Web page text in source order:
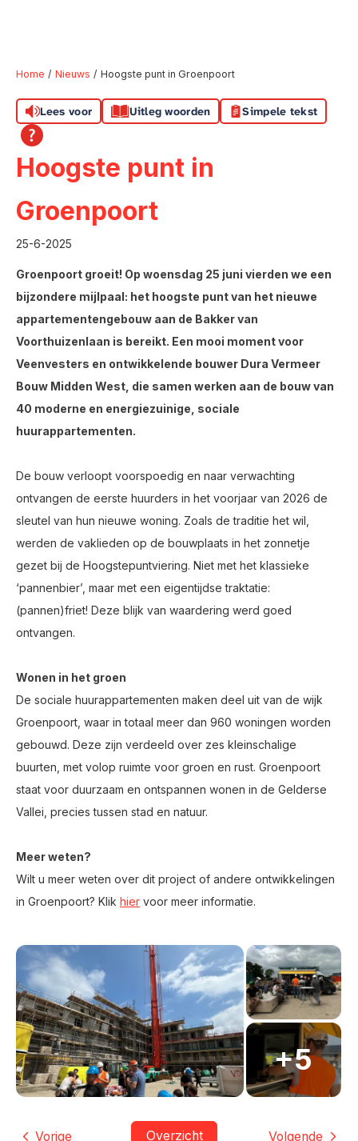
Naar hoofdinhoud
Naar hoofdnavigatiemenu
Naar zoeken
Home Nieuws Hoogste punt in Groenpoort
Lees voor Uitleg woorden Simpele tekst
Hoogste punt in
Groenpoort
25-6-2025
Groenpoort groeit! Op woensdag 25 juni vierden we een
bijzondere mijlpaal: het hoogste punt van het nieuwe
appartementengebouw aan de Bakker van
Voorthuizenlaan is bereikt. Een mooi moment voor
Veenvesters en ontwikkelende bouwer Dura Vermeer
Bouw Midden West, die samen werken aan de bouw van
40 moderne en energiezuinige, sociale
huurappartementen.
De bouw verloopt voorspoedig en naar verwachting
ontvangen de eerste huurders in het voorjaar van 2026 de
sleutel van hun nieuwe woning. Zoals de traditie het wil,
werden de vaklieden op de bouwplaats in het zonnetje
gezet bij de Hoogstepuntviering. Niet met het klassieke
‘pannenbier’, maar met een eigentijdse traktatie:
(pannen)friet! Deze blijk van waardering werd goed
ontvangen.
Wonen in het groen
De sociale huurappartementen maken deel uit van de wijk
Groenpoort, waar in totaal meer dan 960 woningen worden
gebouwd. Deze zijn verdeeld over zes kleinschalige
buurten, met volop ruimte voor groen en rust. Groenpoort
staat voor duurzaam en ontspannen wonen in de Gelderse
Vallei, precies tussen stad en natuur.
Meer weten?
Wilt u meer weten over dit project of andere ontwikkelingen
in Groenpoort? Klik hier voor meer informatie.
Volgende
Overzicht
Vorige